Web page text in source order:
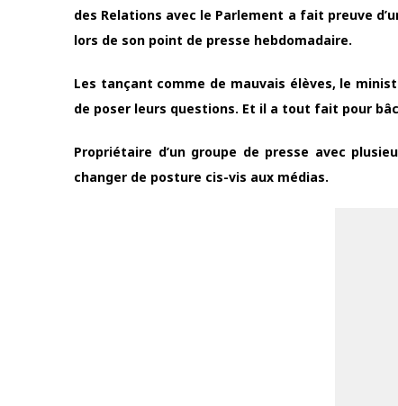
des Relations avec le Parlement a fait preuve
lors de son point de presse hebdomadaire.
Les tançant comme de mauvais élèves, le
de poser leurs questions. Et il a tout fait pour
Propriétaire d’un groupe de presse avec
changer de posture cis-vis aux médias.